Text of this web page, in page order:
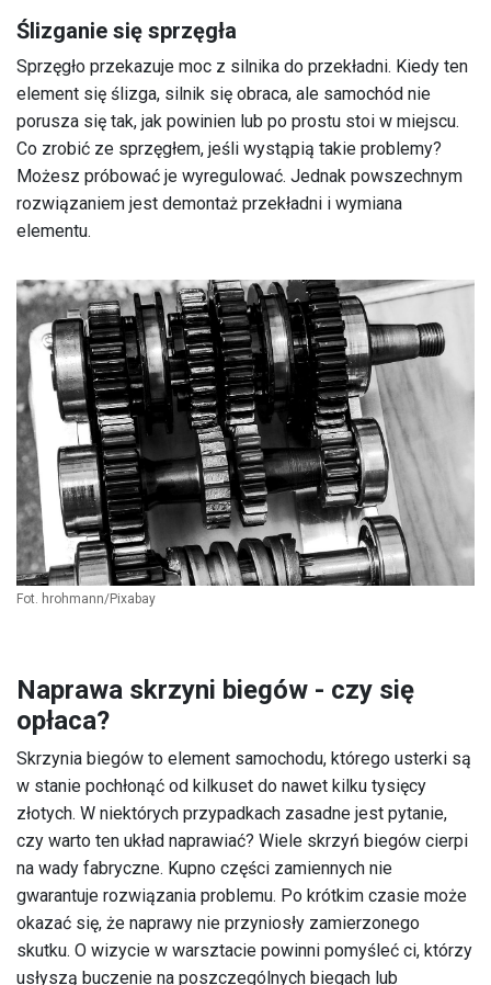
Ślizganie się sprzęgła
Sprzęgło przekazuje moc z silnika do przekładni. Kiedy ten
element się ślizga, silnik się obraca, ale samochód nie
porusza się tak, jak powinien lub po prostu stoi w miejscu.
Co zrobić ze sprzęgłem, jeśli wystąpią takie problemy?
Możesz próbować je wyregulować. Jednak powszechnym
rozwiązaniem jest demontaż przekładni i wymiana
elementu.
Fot. hrohmann/Pixabay
Naprawa skrzyni biegów - czy się
opłaca?
Skrzynia biegów to element samochodu, którego usterki są
w stanie pochłonąć od kilkuset do nawet kilku tysięcy
złotych. W niektórych przypadkach zasadne jest pytanie,
czy warto ten układ naprawiać? Wiele skrzyń biegów cierpi
na wady fabryczne. Kupno części zamiennych nie
gwarantuje rozwiązania problemu. Po krótkim czasie może
okazać się, że naprawy nie przyniosły zamierzonego
skutku. O wizycie w warsztacie powinni pomyśleć ci, którzy
usłyszą buczenie na poszczególnych biegach lub